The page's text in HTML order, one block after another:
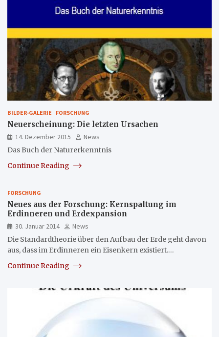
BILDER-GALERIE FORSCHUNG
Neuerscheinung: Die letzten Ursachen
14. Dezember 2015
News
Das Buch der Naturerkenntnis
Continue Reading
FORSCHUNG
Neues aus der Forschung: Kernspaltung im
Erdinneren und Erdexpansion
30. Januar 2014
News
Die Standardtheorie über den Aufbau der Erde geht davon
aus, dass im Erdinneren ein Eisenkern existiert.…
Continue Reading